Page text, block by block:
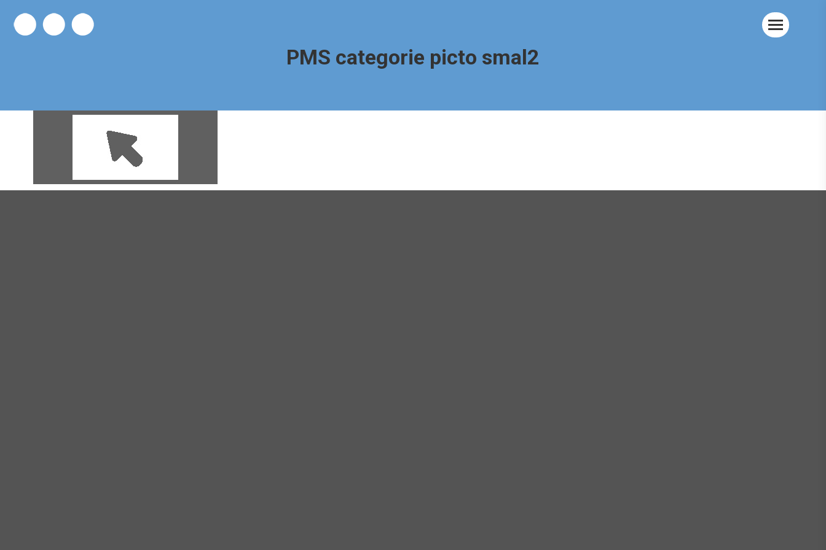
PMS categorie picto smal2